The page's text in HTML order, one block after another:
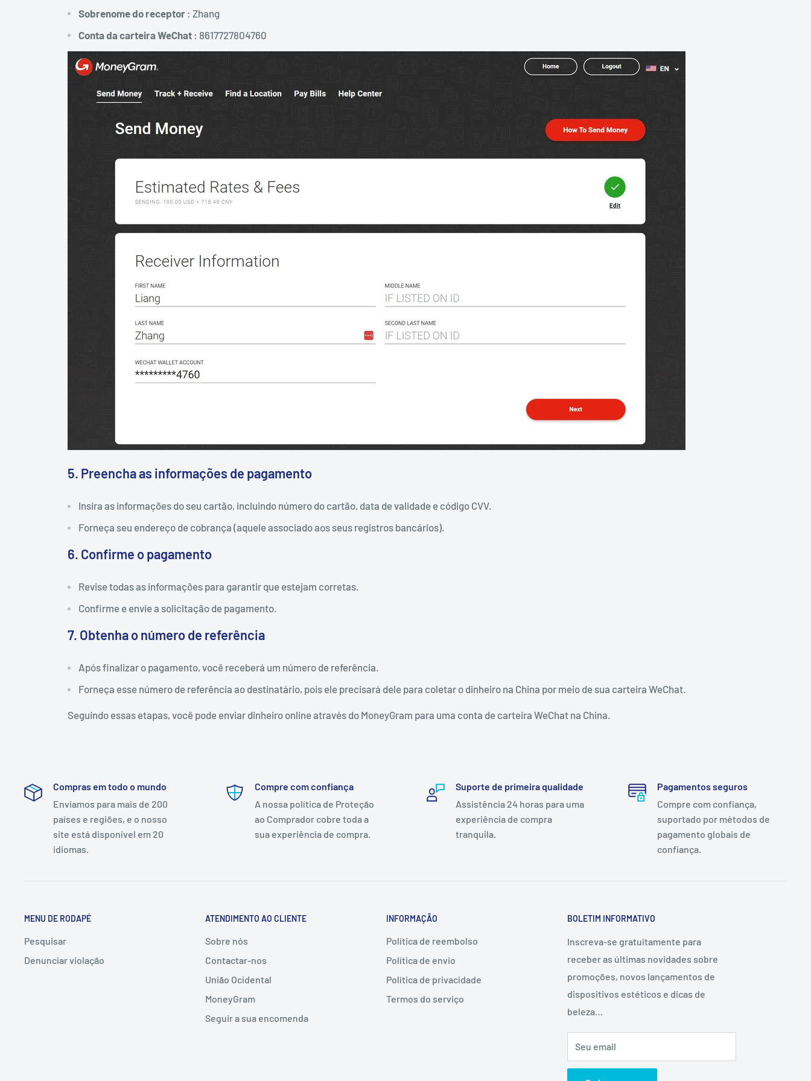
Sobrenome do receptor : Zhang
Conta da carteira WeChat : 8617727804760
5. Preencha as informações de pagamento
Insira as informações do seu cartão, incluindo número do cartão, data de validade e código CVV.
Forneça seu endereço de cobrança (aquele associado aos seus registros bancários).
6. Confirme o pagamento
Revise todas as informações para garantir que estejam corretas.
Confirme e envie a solicitação de pagamento.
7. Obtenha o número de referência
Após finalizar o pagamento, você receberá um número de referência.
Forneça esse número de referência ao destinatário, pois ele precisará dele para coletar o dinheiro na China por meio de sua carteira WeChat.
Seguindo essas etapas, você pode enviar dinheiro online através do MoneyGram para uma conta de carteira WeChat na China.
Compras em todo o mundo
Enviamos para mais de 200
países e regiões, e o nosso
site está disponível em 20
idiomas.
Compre com confiança
A nossa política de Proteção
ao Comprador cobre toda a
sua experiência de compra.
Suporte de primeira qualidade
Assistência 24 horas para uma
experiência de compra
tranquila.
Pagamentos seguros
Compre com confiança,
suportado por métodos de
pagamento globais de
confiança.
MENU DE RODAPÉ
Pesquisar
Denunciar violação
ATENDIMENTO AO CLIENTE
Sobre nós
Contactar-nos
União Ocidental
MoneyGram
Seguir a sua encomenda
INFORMAÇÃO
Política de reembolso
Política de envio
Política de privacidade
Termos do serviço
BOLETIM INFORMATIVO
Inscreva-se gratuitamente para
receber as últimas novidades sobre
promoções, novos lançamentos de
dispositivos estéticos e dicas de
beleza…
Seu email